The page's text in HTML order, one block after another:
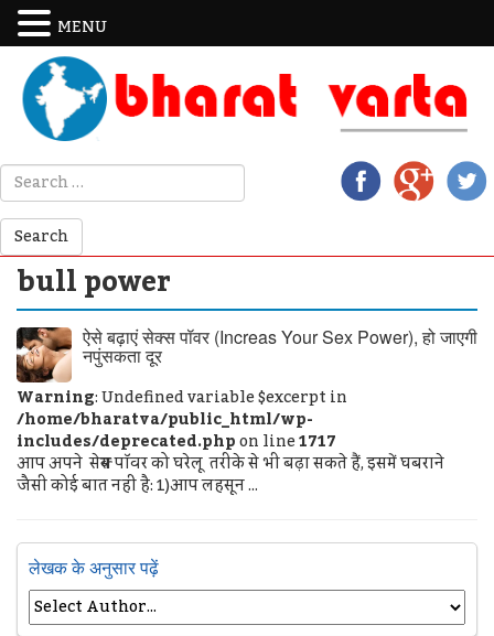
bull power
ऐसे बढ़ाएं सेक्‍स पॉवर (Increas Your Sex Power), हो जाएगी
नपुंसकता दूर
Warning: Undefined variable $excerpt in
/home/bharatva/public_html/wp-
includes/deprecated.phpon line1717
आप अपने सेक्‍स पॉवर को घरेलू तरीके से भी बढ़ा सकते हैं, इसमें घबराने
जैसी कोई बात नहीं है: 1)आप लहसून ...
लेखक के अनुसार पढ़ें
MENU